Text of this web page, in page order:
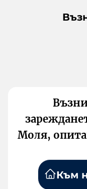
Моля,
Към